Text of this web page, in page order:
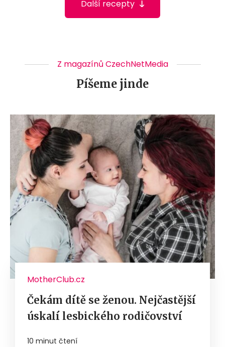
Další recepty
Z magazínů CzechNetMedia
Píšeme jinde
MotherClub.cz
Čekám dítě se ženou. Nejčastější
úskalí lesbického rodičovství
10 minut čtení